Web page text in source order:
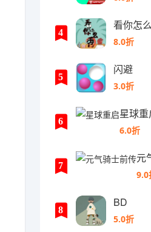
4
看你怎
8.0折
5
闪避
3.0折
6
星球重
6.0折
7
元
9.0
8
BD
5.0折